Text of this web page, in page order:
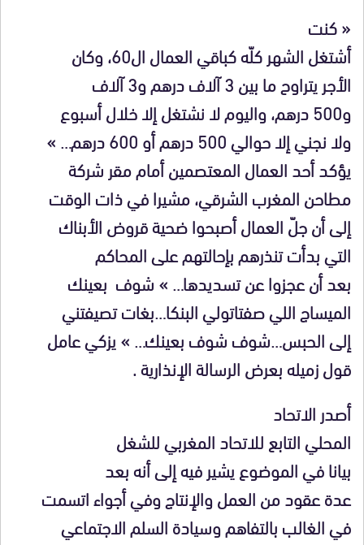
« كنت
أشتغل الشهر كلّه كباقي العمال ال60، وكان
الأجر يتراوح ما بين 3 آلاف درهم و3 آلاف
و500 درهم، واليوم لا نشتغل إلا خلال أسبوع
ولا نجني إلا حوالي 500 درهم أو 600 درهم… »
يؤكد أحد العمال المعتصمين أمام مقر شركة
مطاحن المغرب الشرقي، مشيرا في ذات الوقت
إلى أن جلّ العمال أصبحوا ضحية قروض الأبناك
التي بدأت تنذرهم بإحالتهم على المحاكم
بعد أن عجزوا عن تسديدها… » شوف بعينك
الميساج اللي صفتاتولي البنكا…بغات تصيفتني
إلى الحبس…شوف شوف بعينك… » يزكي عامل
قول زميله بعرض الرسالة الإنذارية .
أصدر الاتحاد
المحلي التابع للاتحاد المغربي للشغل
بيانا في الموضوع يشير فيه إلى أنه بعد
عدة عقود من العمل والإنتاج وفي أجواء اتسمت
في الغالب بالتفاهم وسيادة السلم الاجتماعي